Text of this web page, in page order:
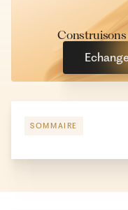
SOMMAIRE